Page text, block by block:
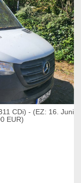
CDi) - (EZ: 16. Juni
EUR)